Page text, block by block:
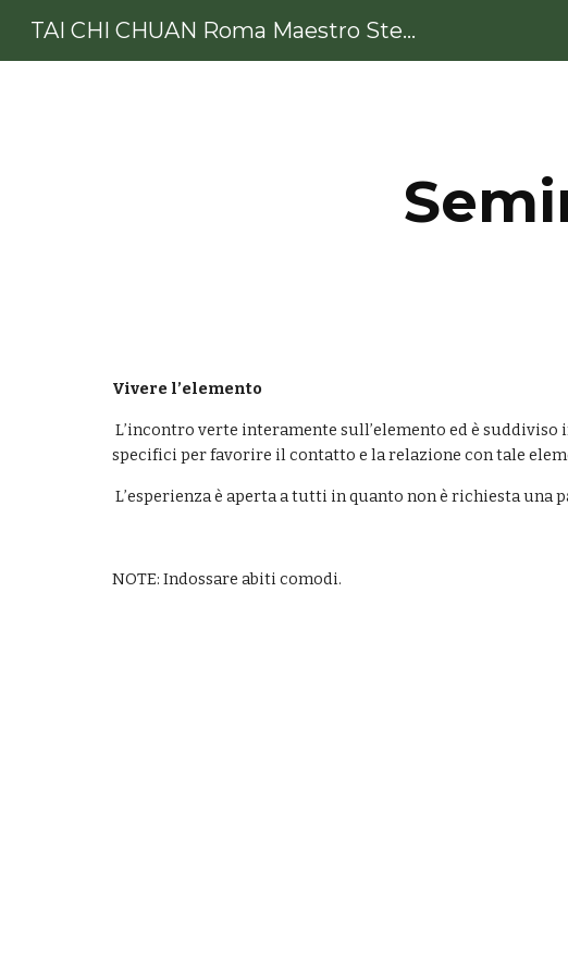
TAI CHI CHUAN Roma Maestro Stefano De Francesco
Vivere l’elemento
specifici per favorire il contatto e la relazione con tale
L’esperienza è aperta a tutti in quanto non è richiesta una
NOTE: Indossare abiti comodi.